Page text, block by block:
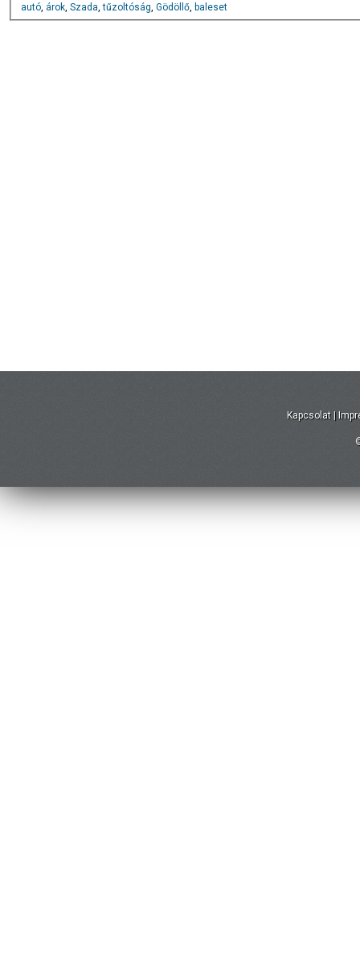
autó, árok, Szada,tűzoltóság, Gödöllő, baleset
Kapcsolat |